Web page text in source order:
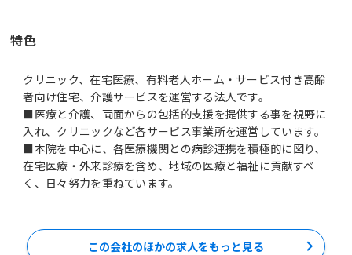
特色
クリニック、在宅医療、有料老人ホーム・サービス付き高齢
者向け住宅、介護サービスを運営する法人です。
■医療と介護、両面からの包括的支援を提供する事を視野に
入れ、クリニックなど各サービス事業所を運営しています。
■本院を中心に、各医療機関との病診連携を積極的に図り、
在宅医療・外来診療を含め、地域の医療と福祉に貢献すべ
く、日々努力を重ねています。
この会社のほかの求人をもっと見る